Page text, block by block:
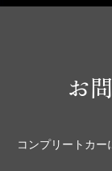
お
コンプリートカ